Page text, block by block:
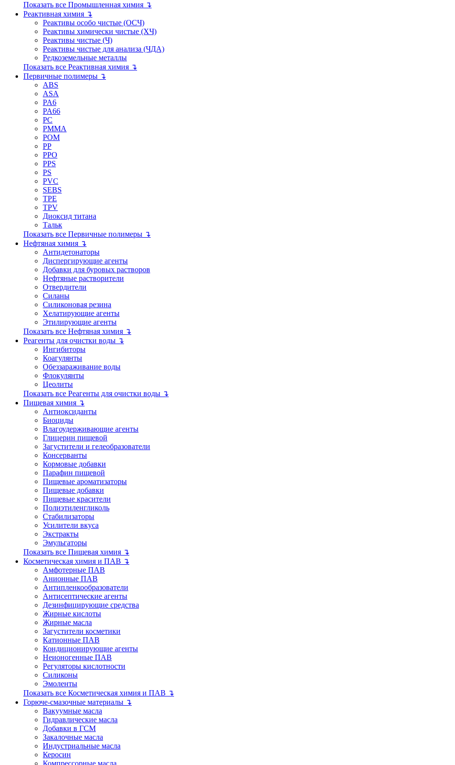
Показать все Промышленная химия ↴
Реактивная химия ↴
Реактивы особо чистые (ОСЧ)
Реактивы химически чистые (ХЧ)
Реактивы чистые (Ч)
Реактивы чистые для анализа (ЧДА)
Редкоземельные металлы
Показать все Реактивная химия ↴
Первичные полимеры ↴
ABS
ASA
PA6
PA66
PC
PMMA
POM
PP
PPO
PPS
PS
PVC
SEBS
TPE
TPV
Диоксид титана
Тальк
Показать все Первичные полимеры ↴
Нефтяная химия ↴
Антидетонаторы
Диспергирующие агенты
Добавки для буровых растворов
Нефтяные растворители
Отвердители
Силаны
Силиконовая резина
Хелатирующие агенты
Этилирующие агенты
Показать все Нефтяная химия ↴
Реагенты для очистки воды ↴
Ингибиторы
Коагулянты
Обеззараживание воды
Флокулянты
Цеолиты
Показать все Реагенты для очистки воды ↴
Пищевая химия ↴
Антиоксиданты
Биоциды
Влагоудерживающие агенты
Глицерин пищевой
Загустители и гелеобразователи
Консерванты
Кормовые добавки
Парафин пищевой
Пищевые ароматизаторы
Пищевые добавки
Пищевые красители
Полиэтиленгликоль
Стабилизаторы
Усилители вкуса
Экстракты
Эмульгаторы
Показать все Пищевая химия ↴
Косметическая химия и ПАВ ↴
Амфотерные ПАВ
Анионные ПАВ
Антипленкообразователи
Антисептические агенты
Дезинфицирующие средства
Жирные кислоты
Жирные масла
Загустители косметики
Катионные ПАВ
Кондиционирующие агенты
Неионогенные ПАВ
Регуляторы кислотности
Силиконы
Эмоленты
Показать все Косметическая химия и ПАВ ↴
Горюче-смазочные материалы ↴
Вакуумные масла
Гидравлические масла
Добавки в ГСМ
Закалочные масла
Индустриальные масла
Керосин
Компрессорные масла